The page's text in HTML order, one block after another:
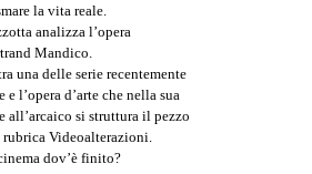
la vita reale.
analizza l’opera
Mandico.
una delle serie recentemente
l’opera d’arte che nella sua
all’arcaico si struttura il pezzo
Videoalterazioni.
dov’è finito?